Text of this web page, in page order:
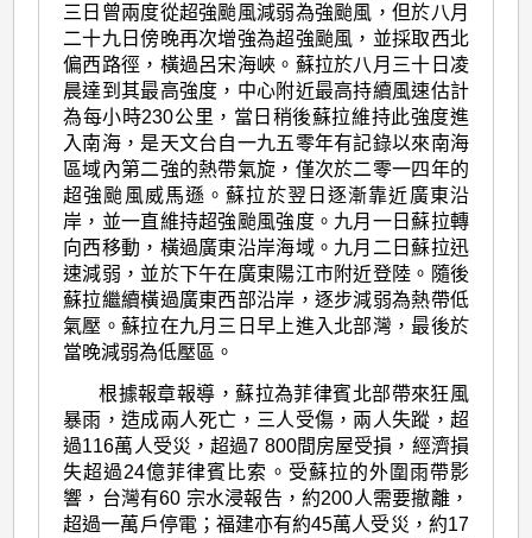
三日曾兩度從超強颱風減弱為強颱風，但於八月
二十九日傍晚再次增強為超強颱風，並採取西北
偏西路徑，橫過呂宋海峽。蘇拉於八月三十日凌
晨達到其最高強度，中心附近最高持續風速估計
為每小時230公里，當日稍後蘇拉維持此強度進
入南海，是天文台自一九五零年有記錄以來南海
區域內第二強的熱帶氣旋，僅次於二零一四年的
超強颱風威馬遜。蘇拉於翌日逐漸靠近廣東沿
岸，並一直維持超強颱風強度。九月一日蘇拉轉
向西移動，橫過廣東沿岸海域。九月二日蘇拉迅
速減弱，並於下午在廣東陽江市附近登陸。隨後
蘇拉繼續橫過廣東西部沿岸，逐步減弱為熱帶低
氣壓。蘇拉在九月三日早上進入北部灣，最後於
當晚減弱為低壓區。
根據報章報導，蘇拉為菲律賓北部帶來狂風
暴雨，造成兩人死亡，三人受傷，兩人失蹤，超
過116萬人受災，超過7 800間房屋受損，經濟損
失超過24億菲律賓比索。受蘇拉的外圍雨帶影
響，台灣有60 宗水浸報告，約200人需要撤離，
超過一萬戶停電；福建亦有約45萬人受災，約17